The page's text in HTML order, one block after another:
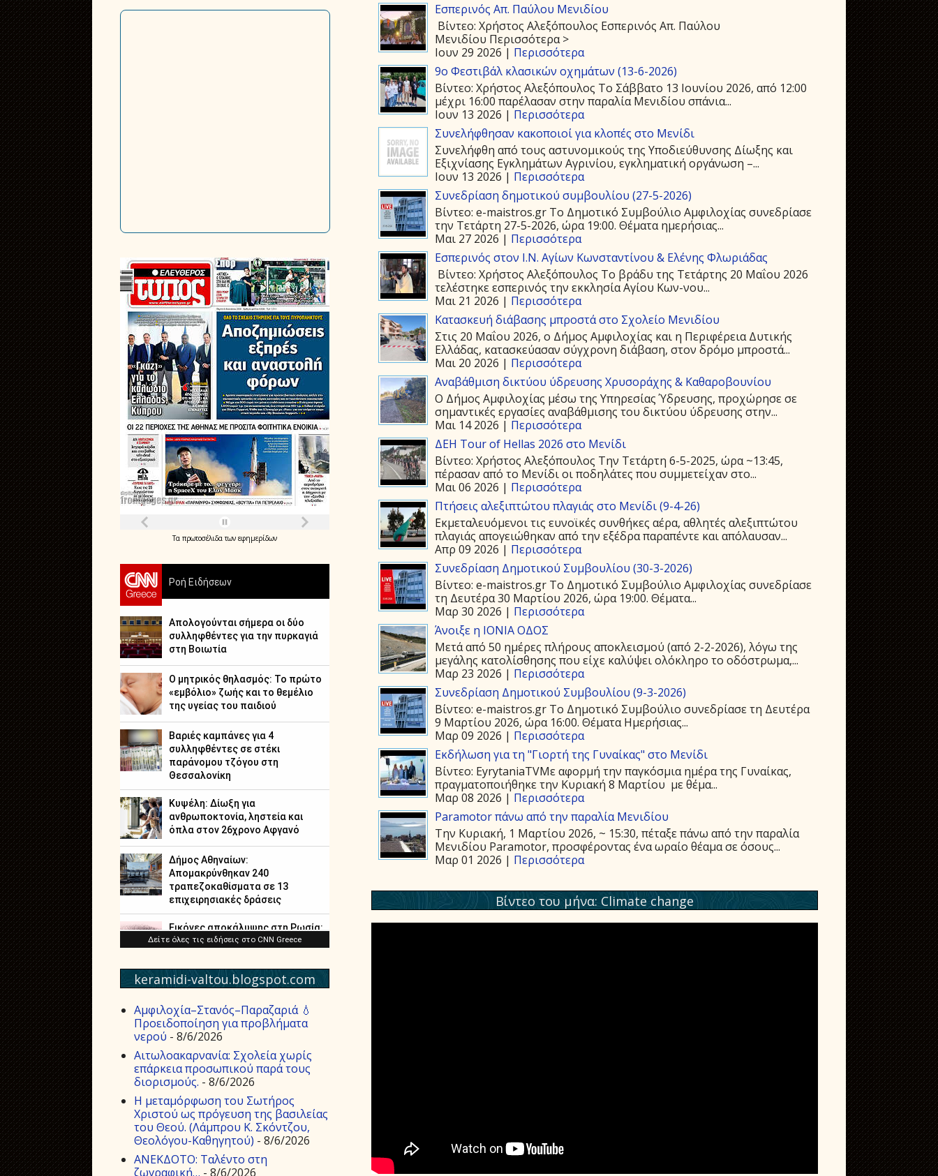
Εσπερινός Απ. Παύλου Μενιδίου
Βίντεο: Χρήστος Αλεξόπουλος Εσπερινός Απ. Παύλου
Μενιδίου Περισσότερα >
Ιουν 29 2026 | Περισσότερα
9ο Φεστιβάλ κλασικών οχημάτων (13-6-2026)
Βίντεο: Χρήστος Αλεξόπουλος Το Σάββατο 13 Ιουνίου 2026, από 12:00
μέχρι 16:00 παρέλασαν στην παραλία Μενιδίου σπάνια...
Ιουν 13 2026 | Περισσότερα
Συνελήφθησαν κακοποιοί για κλοπές στο Μενίδι
Συνελήφθη από τους αστυνομικούς της Υποδιεύθυνσης Δίωξης και
Εξιχνίασης Εγκλημάτων Αγρινίου, εγκληματική οργάνωση –...
Ιουν 13 2026 | Περισσότερα
Συνεδρίαση δημοτικού συμβουλίου (27-5-2026)
Βίντεο: e-maistros.gr Το Δημοτικό Συμβούλιο Αμφιλοχίας συνεδρίασε
την Τετάρτη 27-5-2026, ώρα 19:00. Θέματα ημερήσιας...
Μαι 27 2026 | Περισσότερα
Εσπερινός στον Ι.Ν. Αγίων Κωνσταντίνου & Ελένης Φλωριάδας
Βίντεο: Χρήστος Αλεξόπουλος Το βράδυ της Τετάρτης 20 Μαΐου 2026
τελέστηκε εσπερινός την εκκλησία Αγίου Kων-νου...
Μαι 21 2026 | Περισσότερα
Κατασκευή διάβασης μπροστά στο Σχολείο Μενιδίου
Στις 20 Μαΐου 2026, ο Δήμος Αμφιλοχίας και η Περιφέρεια Δυτικής
Ελλάδας, κατασκεύασαν σύγχρονη διάβαση, στον δρόμο μπροστά...
Μαι 20 2026 | Περισσότερα
Αναβάθμιση δικτύου ύδρευσης Χρυσοράχης & Καθαροβουνίου
Ο Δήμος Αμφιλοχίας μέσω της Υπηρεσίας Ύδρευσης, προχώρησε σε
σημαντικές εργασίες αναβάθμισης του δικτύου ύδρευσης στην...
Μαι 14 2026 | Περισσότερα
ΔΕΗ Tour of Hellas 2026 στο Μενίδι
Βίντεο: Χρήστος Αλεξόπουλος Την Τετάρτη 6-5-2025, ώρα ~13:45,
πέρασαν από το Μενίδι οι ποδηλάτες που συμμετείχαν στο...
Μαι 06 2026 | Περισσότερα
Πτήσεις αλεξιπτώτου πλαγιάς στο Μενίδι (9-4-26)
Εκμεταλευόμενοι τις ευνοϊκές συνθήκες αέρα, αθλητές αλεξιπτώτου
πλαγιάς απογειώθηκαν από την εξέδρα παραπέντε και απόλαυσαν...
Απρ 09 2026 | Περισσότερα
Συνεδρίαση Δημοτικού Συμβουλίου (30-3-2026)
Βίντεο: e-maistros.gr Το Δημοτικό Συμβούλιο Αμφιλοχίας συνεδρίασε
τη Δευτέρα 30 Μαρτίου 2026, ώρα 19:00. Θέματα...
Μαρ 30 2026 | Περισσότερα
Άνοιξε η ΙΟΝΙΑ ΟΔΟΣ
Μετά από 50 ημέρες πλήρους αποκλεισμού (από 2-2-2026), λόγω της
μεγάλης κατολίσθησης που είχε καλύψει ολόκληρο το οδόστρωμα,...
Μαρ 23 2026 | Περισσότερα
Συνεδρίαση Δημοτικού Συμβουλίου (9-3-2026)
Βίντεο: e-maistros.gr Το Δημοτικό Συμβούλιο συνεδρίασε τη Δευτέρα
9 Μαρτίου 2026, ώρα 16:00. Θέματα Ημερήσιας...
Μαρ 09 2026 | Περισσότερα
Εκδήλωση για τη "Γιορτή της Γυναίκας" στο Μενίδι
Βίντεο: EyrytaniaTVΜε αφορμή την παγκόσμια ημέρα της Γυναίκας,
πραγματοποιήθηκε την Κυριακή 8 Μαρτίου με θέμα...
Μαρ 08 2026 | Περισσότερα
Paramotor πάνω από την παραλία Μενιδίου
Την Κυριακή, 1 Μαρτίου 2026, ~ 15:30, πέταξε πάνω από την παραλία
Μενιδίου Paramotor, προσφέροντας ένα ωραίο θέαμα σε όσους...
Μαρ 01 2026 | Περισσότερα
Βίντεο του μήνα: Climate change
Τα πρωτοσέλιδατων εφημερίδων
keramidi-valtou.blogspot.com
Αμφιλοχία–Στανός–Παραζαριά 💧
Προειδοποίηση για προβλήματα
νερού - 8/6/2026
Αιτωλοακαρνανία: Σχολεία χωρίς
επάρκεια προσωπικού παρά τους
διορισμούς. - 8/6/2026
Η μεταμόρφωση του Σωτήρος
Χριστού ως πρόγευση της βασιλείας
του Θεού. (Λάμπρου Κ. Σκόντζου,
Θεολόγου-Καθηγητού) - 8/6/2026
ΑΝΕΚΔΟΤΟ: Ταλέντο στη
ζωγραφική… - 8/6/2026